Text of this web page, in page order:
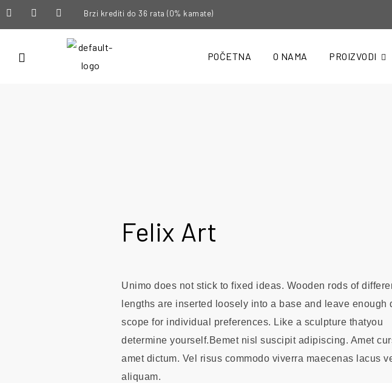
Brzi krediti do 36 rata (0% kamate)
POČETNA O NAMA PROIZVODI
Felix Art
Unimo does not stick to fixed ideas. Wooden rods of
lengths are inserted loosely into a base and leave enough
scope for individual preferences. Like a sculpture thatyou
determine yourself.Bemet nisl suscipit adipiscing. Amet
amet dictum. Vel risus commodo viverra maecenas lacus
aliquam.